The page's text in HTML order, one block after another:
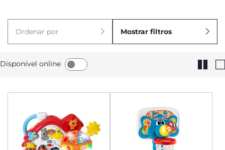
Ordenar por Mostrar filtros
Disponível online